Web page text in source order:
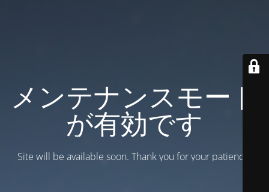
メンテナンスモード
が有効です
Site will be available soon. Thank you for your patience!